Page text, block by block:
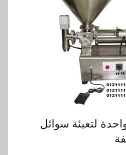
لتعبئة سوائل